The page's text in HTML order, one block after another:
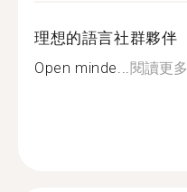
理想的語言社群夥伴
Open minde...閱讀更多